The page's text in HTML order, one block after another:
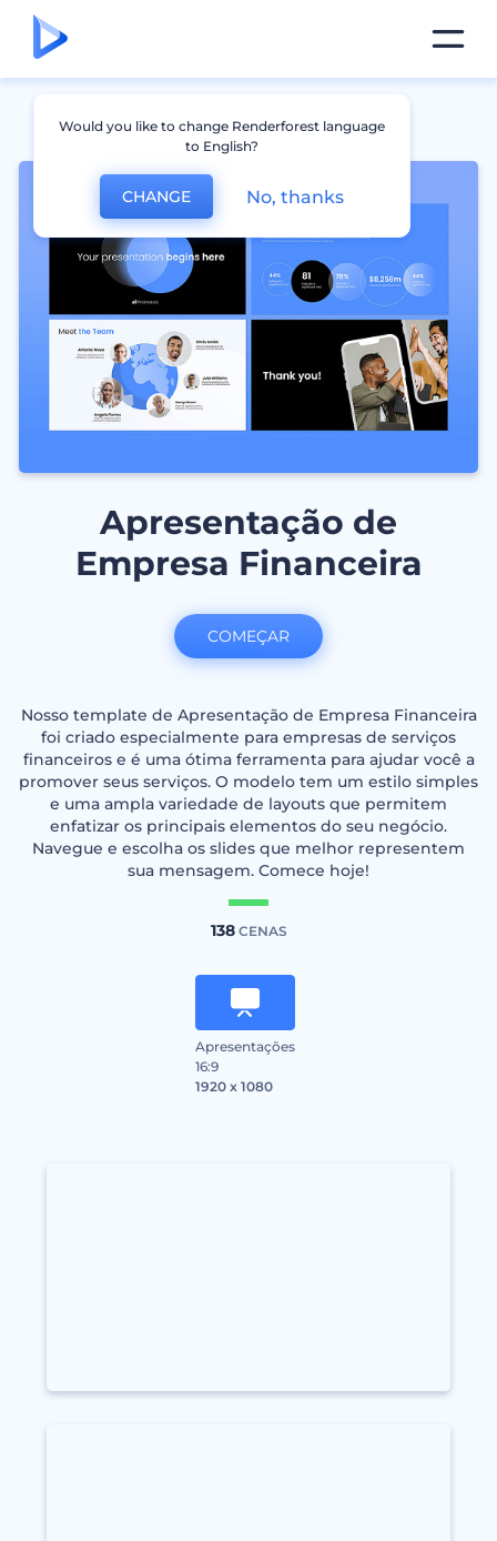
Apresentação de
Empresa Financeira
Nosso template de Apresentação de Empresa Financeira
foi criado especialmente para empresas de serviços
financeiros e é uma ótima ferramenta para ajudar você a
promover seus serviços. O modelo tem um estilo simples
e uma ampla variedade de layouts que permitem
enfatizar os principais elementos do seu negócio.
Navegue e escolha os slides que melhor representem
sua mensagem. Comece hoje!
138CENAS
Apresentações
16:9
1920 x 1080
COMEÇAR
Would you like to change Renderforest language
to English?
CHANGE No, thanks